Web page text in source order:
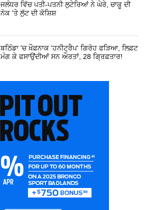
ਜਲੰਧਰ ਵਿੱਚ ਪਤੀ-ਪਤਨੀ ਲੁਟੇਰਿਆਂ ਨੇ ਘੇਰੇ, ਚਾਕੂ ਦੀ
ਨੋਕ 'ਤੇ ਲੁੱਟ ਦੀ ਕੋਸ਼ਿਸ਼
ਬਠਿੰਡਾ 'ਚ ਖ਼ੌਫ਼ਨਾਕ 'ਹਨੀਟ੍ਰੈਪ' ਗਿਰੋਹ ਫੜਿਆ, ਲਿਫ਼ਟ
ਮੰਗ ਕੇ ਫਸਾਉਂਦੀਆਂ ਸਨ ਔਰਤਾਂ, 28 ਗ੍ਰਿਫ਼ਤਾਰ!